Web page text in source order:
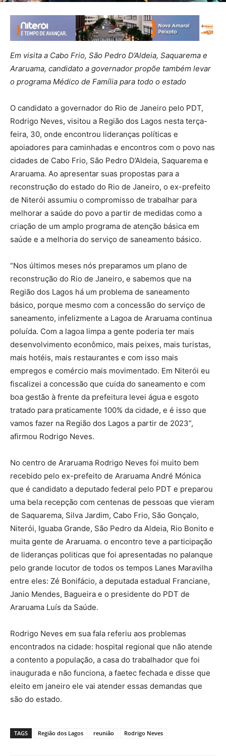
Em visita a Cabo Frio, São Pedro D’Aldeia, Saquarema e
Araruama, candidato a governador propõe também levar
o programa Médico de Família para todo o estado
O candidato a governador do Rio de Janeiro pelo PDT,
Rodrigo Neves, visitou a Região dos Lagos nesta terça-
feira, 30, onde encontrou lideranças políticas e
apoiadores para caminhadas e encontros com o povo nas
cidades de Cabo Frio, São Pedro D’Aldeia, Saquarema e
Araruama. Ao apresentar suas propostas para a
reconstrução do estado do Rio de Janeiro, o ex-prefeito
de Niterói assumiu o compromisso de trabalhar para
melhorar a saúde do povo a partir de medidas como a
criação de um amplo programa de atenção básica em
saúde e a melhoria do serviço de saneamento básico.
“Nos últimos meses nós preparamos um plano de
reconstrução do Rio de Janeiro, e sabemos que na
Região dos Lagos há um problema de saneamento
básico, porque mesmo com a concessão do serviço de
saneamento, infelizmente a Lagoa de Araruama continua
poluída. Com a lagoa limpa a gente poderia ter mais
desenvolvimento econômico, mais peixes, mais turistas,
mais hotéis, mais restaurantes e com isso mais
empregos e comércio mais movimentado. Em Niterói eu
fiscalizei a concessão que cuida do saneamento e com
boa gestão à frente da prefeitura levei água e esgoto
tratado para praticamente 100% da cidade, e é isso que
vamos fazer na Região dos Lagos a partir de 2023”,
afirmou Rodrigo Neves.
No centro de Araruama Rodrigo Neves foi muito bem
recebido pelo ex-prefeito de Araruama André Mónica
que é candidato a deputado federal pelo PDT e preparou
uma bela recepção com centenas de pessoas que vieram
de Saquarema, Silva Jardim, Cabo Frio, São Gonçalo,
Niterói, Iguaba Grande, São Pedro da Aldeia, Rio Bonito e
muita gente de Araruama. o encontro teve a participação
de lideranças politicas que foi apresentadas no palanque
pelo grande locutor de todos os tempos Lanes Maravilha
entre eles: Zé Bonifácio, a deputada estadual Franciane,
Janio Mendes, Bagueira e o presidente do PDT de
Araruama Luís da Saúde.
Rodrigo Neves em sua fala referiu aos problemas
encontrados na cidade: hospital regional que não atende
a contento a população, a casa do trabalhador que foi
inaugurada e não funciona, a faetec fechada e disse que
eleito em janeiro ele vai atender essas demandas que
são do estado.
TAGS Região dos Lagos reunião Rodrigo Neves